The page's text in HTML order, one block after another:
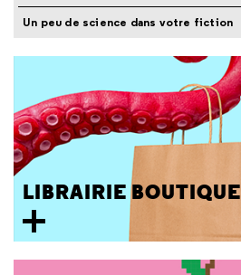
Un peu de science dans votre fiction
LIBRAIRIE BOUTIQUE